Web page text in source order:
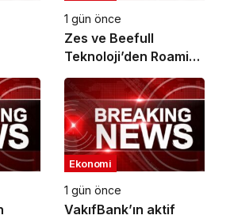
1 gün önce
Zes ve Beefull
Teknoloji’den Roaming
İş Birliği
Ekonomi
1 gün önce
VakıfBank’ın aktif